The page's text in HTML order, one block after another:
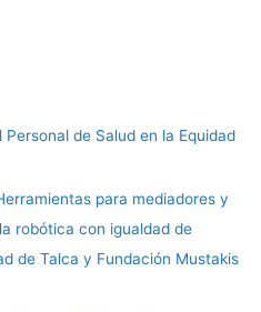
de Salud en la Equidad
para mediadores y
robótica con igualdad de
de Talca y Fundación Mustakis